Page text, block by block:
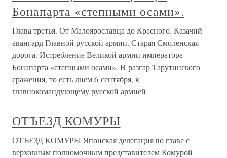
Бонапарта «степными осами».
Глава третья. От Малоярославца до Красного. Казачий
авангард Главной русской армии. Старая Смоленская
дорога. Истребление Великой армии императора
Бонапарта «степными осами». В разгар Тарутинского
сражения, то есть днем 6 сентября, к
главнокомандующему русской армией
ОТЪЕЗД КОМУРЫ
ОТЪЕЗД КОМУРЫ Японская делегация во главе с
верховным полномочным представителем Комурой